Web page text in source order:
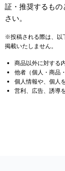
証・推奨するも
さい。
※投稿される際は、以
掲載いたしません。
商品以外に対する
他者（個人・商品
個人情報や、個人
営利、広告、誘導